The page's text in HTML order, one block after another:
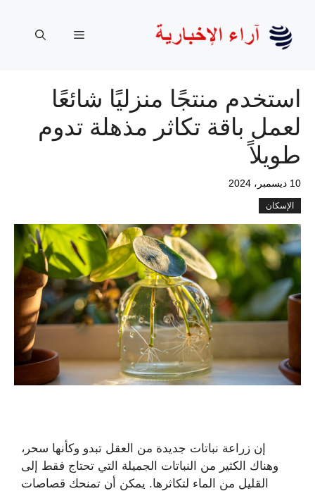
المحتوى
القائمة
استخدم منتجًا منزليًا شائعًا
لعمل باقة تكاثر مذهلة تدوم
طويلاً
10 ديسمبر، 2024
الإسكان
إن زراعة نباتات جديدة من العقل تبدو وكأنها سحر،
وهناك الكثير من النباتات الجميلة التي تحتاج فقط إلى
القليل من الماء لتكاثرها. يمكن أن تمنحك قصاصات